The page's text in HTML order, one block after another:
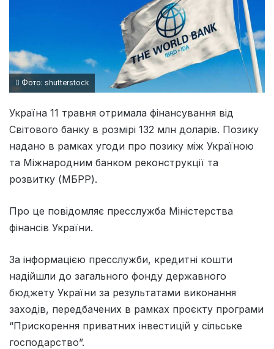
Фото: shutterstock
Україна 11 травня отримала фінансування від
Світового банку в розмірі 132 млн доларів. Позику
надано в рамках угоди про позику між Україною
та Міжнародним банком реконструкції та
розвитку (МБРР).
Про це повідомляє пресслужба Міністерства
фінансів України.
За інформацією пресслужби, кредитні кошти
надійшли до загального фонду державного
бюджету України за результатами виконання
заходів, передбачених в рамках проєкту програми
“Прискорення приватних інвестицій у сільське
господарство”.